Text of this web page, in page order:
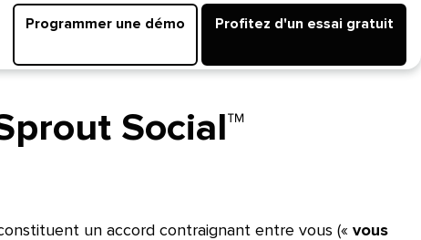
Programmer une démo​​ Profitez d'un essai gratuit​​
Social™​​
un accord contraignant entre vous (« vous